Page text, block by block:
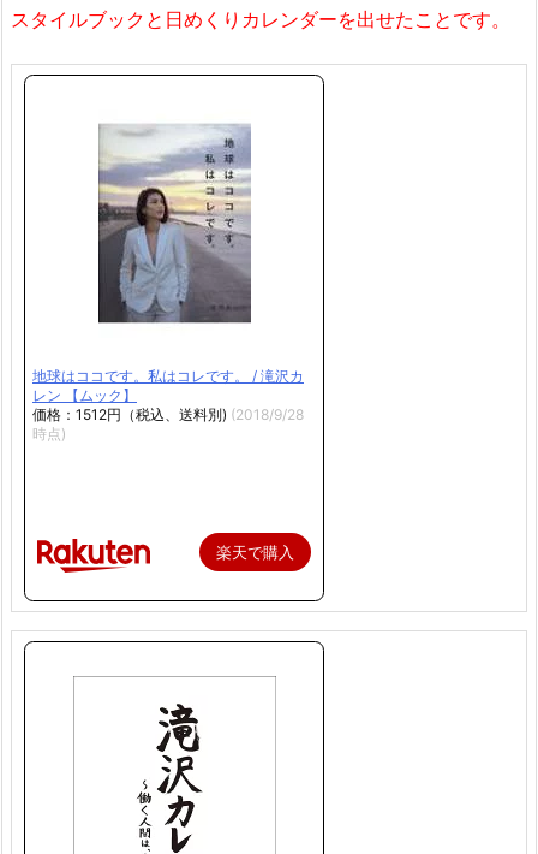
スタイルブックと日めくりカレンダーを出せたことです。
地球はココです。私はコレです。 / 滝沢カ
レン 【ムック】
価格：1512円（税込、送料別) (2018/9/28
時点)
楽天で購入